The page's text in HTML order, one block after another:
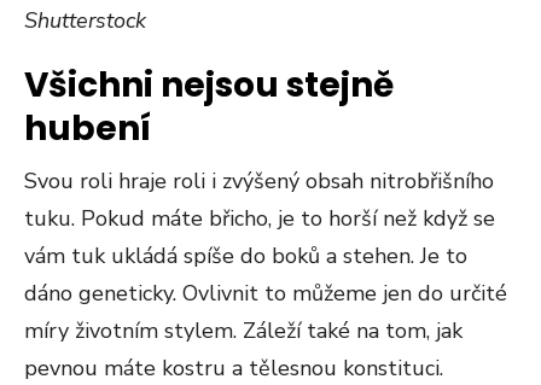
Shutterstock
Všichni nejsou stejně
hubení
Svou roli hraje roli i zvýšený obsah nitrobřišního
tuku. Pokud máte břicho, je to horší než když se
vám tuk ukládá spíše do boků a stehen. Je to
dáno geneticky. Ovlivnit to můžeme jen do určité
míry životním stylem. Záleží také na tom, jak
pevnou máte kostru a tělesnou konstituci.